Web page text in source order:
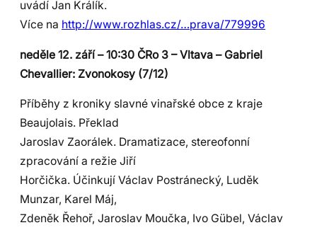
uvádí Jan Králík.
Více na http://www.rozhlas.cz/…prava/779996
neděle 12. září – 10:30 ČRo 3 – Vltava – Gabriel
Chevallier: Zvonokosy (7/12)
Příběhy z kroniky slavné vinařské obce z kraje
Beaujolais. Překlad
Jaroslav Zaorálek. Dramatizace, stereofonní
zpracování a režie Jiří
Horčička. Účinkují Václav Postránecký, Luděk
Munzar, Karel Máj,
Zdeněk Řehoř, Jaroslav Moučka, Ivo Gübel, Václav